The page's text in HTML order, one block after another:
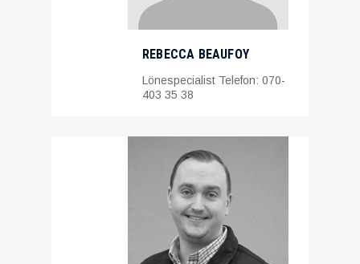
REBECCA BEAUFOY
Lönespecialist Telefon: 070-
403 35 38